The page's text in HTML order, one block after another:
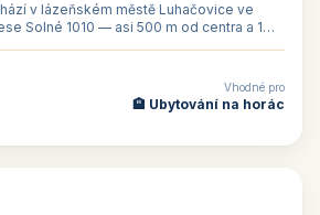
v lázeňském městě Luhačovice ve
Solné 1010 — asi 500 m od centra a 1
Vhodné pro
🏨 Ubytování na horác